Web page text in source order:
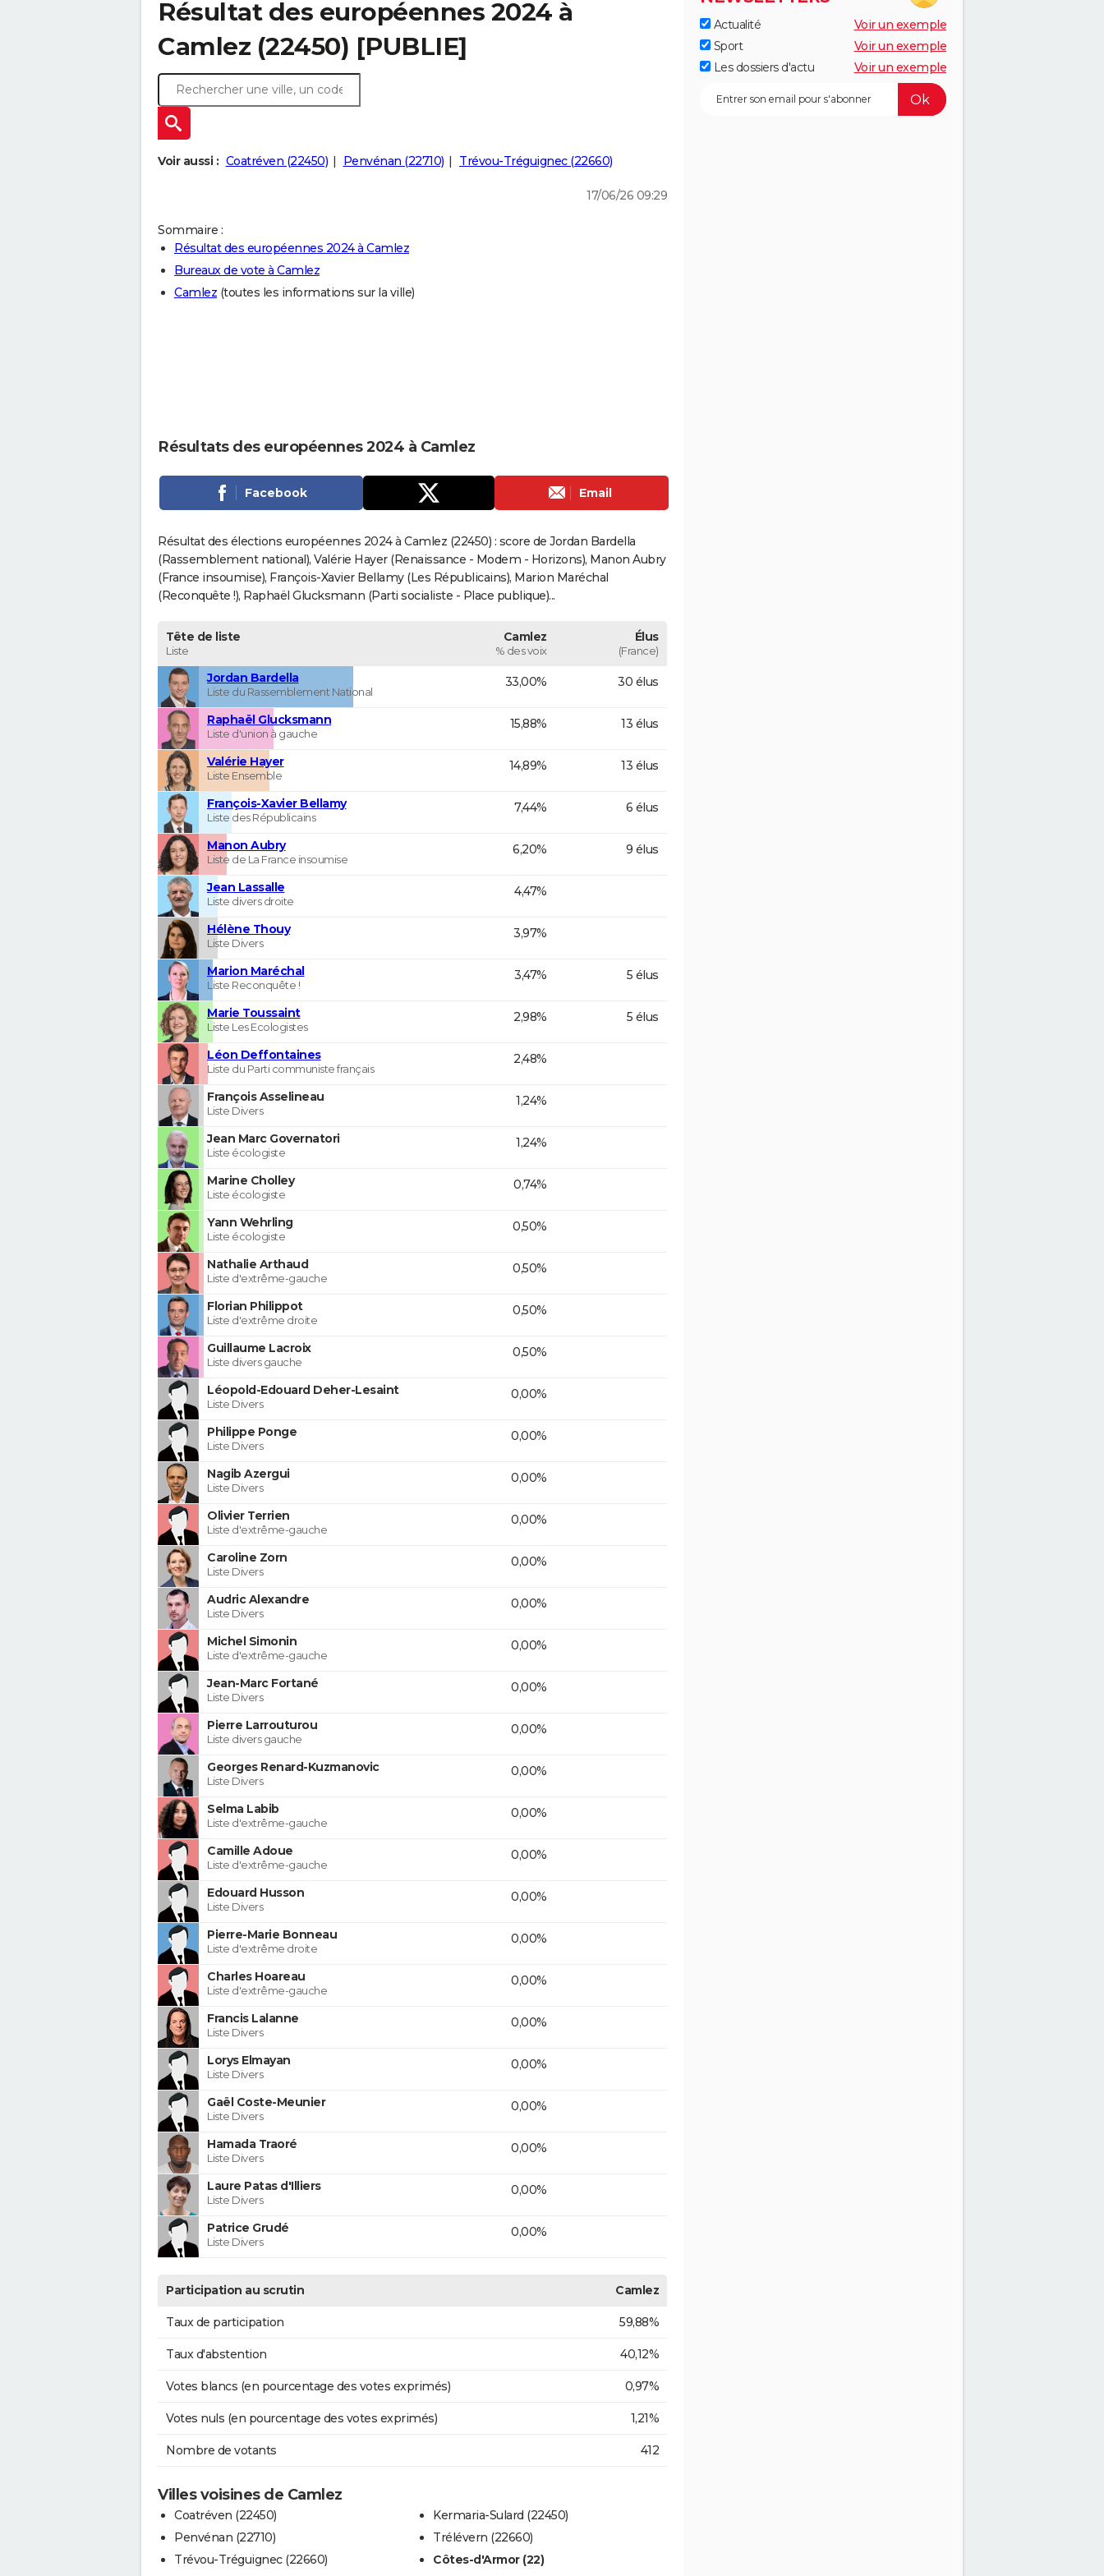
Résultat des européennes 2024 à
Camlez (22450) [PUBLIE]
Voir aussi : Coatréven (22450) Penvénan (22710) Trévou-Tréguignec (22660)
17/06/26 09:29
Sommaire :
Résultat des européennes 2024 à Camlez
Bureaux de vote à Camlez
Camlez (toutes les informations sur la ville)
Résultats des européennes 2024 à Camlez
Facebook Email
Résultat des élections européennes 2024 à Camlez (22450) : score de Jordan Bardella
(Rassemblement national), Valérie Hayer (Renaissance - Modem - Horizons), Manon Aubry
(France insoumise), François-Xavier Bellamy (Les Républicains), Marion Maréchal
(Reconquête !), Raphaël Glucksmann (Parti socialiste - Place publique)...
Tête de liste
Liste
Camlez
% des voix
Élus
(France)
Jordan Bardella
Liste du Rassemblement National
33,00% 30 élus
Raphaël Glucksmann
Liste d'union à gauche
15,88% 13 élus
Valérie Hayer
Liste Ensemble
14,89% 13 élus
François-Xavier Bellamy
Liste des Républicains
7,44% 6 élus
Manon Aubry
Liste de La France insoumise
6,20% 9 élus
Jean Lassalle
Liste divers droite
4,47%
Hélène Thouy
Liste Divers
3,97%
Marion Maréchal
Liste Reconquête !
3,47% 5 élus
Marie Toussaint
Liste Les Ecologistes
2,98% 5 élus
Léon Deffontaines
Liste du Parti communiste français
2,48%
François Asselineau
Liste Divers
1,24%
Jean Marc Governatori
Liste écologiste
1,24%
Marine Cholley
Liste écologiste
0,74%
Yann Wehrling
Liste écologiste
0,50%
Nathalie Arthaud
Liste d'extrême-gauche
0,50%
Florian Philippot
Liste d'extrême droite
0,50%
Guillaume Lacroix
Liste divers gauche
0,50%
Léopold-Edouard Deher-Lesaint
Liste Divers
0,00%
Philippe Ponge
Liste Divers
0,00%
Nagib Azergui
Liste Divers
0,00%
Olivier Terrien
Liste d'extrême-gauche
0,00%
Caroline Zorn
Liste Divers
0,00%
Audric Alexandre
Liste Divers
0,00%
Michel Simonin
Liste d'extrême-gauche
0,00%
Jean-Marc Fortané
Liste Divers
0,00%
Pierre Larrouturou
Liste divers gauche
0,00%
Georges Renard-Kuzmanovic
Liste Divers
0,00%
Selma Labib
Liste d'extrême-gauche
0,00%
Camille Adoue
Liste d'extrême-gauche
0,00%
Edouard Husson
Liste Divers
0,00%
Pierre-Marie Bonneau
Liste d'extrême droite
0,00%
Charles Hoareau
Liste d'extrême-gauche
0,00%
Francis Lalanne
Liste Divers
0,00%
Lorys Elmayan
Liste Divers
0,00%
Gaël Coste-Meunier
Liste Divers
0,00%
Hamada Traoré
Liste Divers
0,00%
Laure Patas d'Illiers
Liste Divers
0,00%
Patrice Grudé
Liste Divers
0,00%
Participation au scrutin Camlez
Taux de participation 59,88%
Taux d'abstention 40,12%
Votes blancs (en pourcentage des votes exprimés) 0,97%
Votes nuls (en pourcentage des votes exprimés) 1,21%
Nombre de votants 412
Villes voisines de Camlez
Coatréven (22450)
Penvénan (22710)
Trévou-Tréguignec (22660)
Kermaria-Sulard (22450)
Trélévern (22660)
Côtes-d'Armor (22)
Actualité
Voir un exemple
Sport
Voir un exemple
Les dossiers d'actu
Voir un exemple